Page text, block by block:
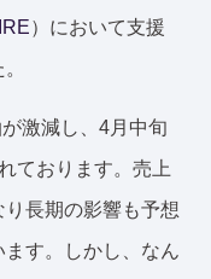
）において支援
激減し、4月中旬
ております。売上
長期の影響も予想
す。
しかし、なん